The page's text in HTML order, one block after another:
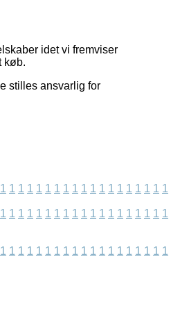
idet vi fremviser
køb.
stilles ansvarlig for
1 1 1 1 1 1 1 1 1 1 1 1 1 1 1 1 1 1 1
1 1 1 1 1 1 1 1 1 1 1 1 1 1 1 1 1 1 1
1 1 1 1 1 1 1 1 1 1 1 1 1 1 1 1 1 1 1